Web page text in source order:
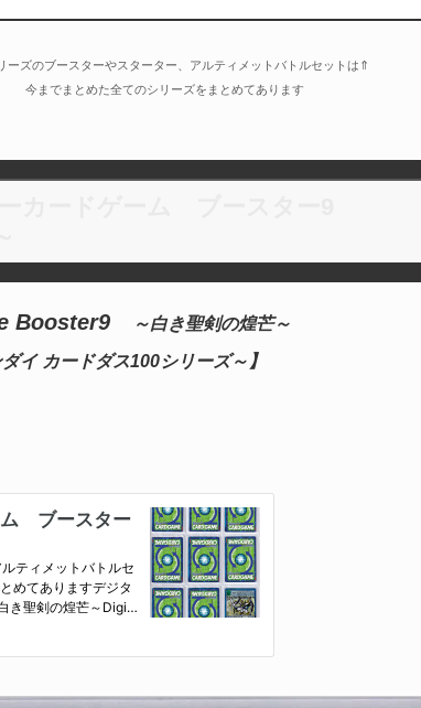
ーズのブースターやスターター、アルティメットバトルセットは⇑
今までまとめた全てのシリーズをまとめてあります
Booster9
～白き聖剣の煌芒～
イ カードダス100シリーズ～】